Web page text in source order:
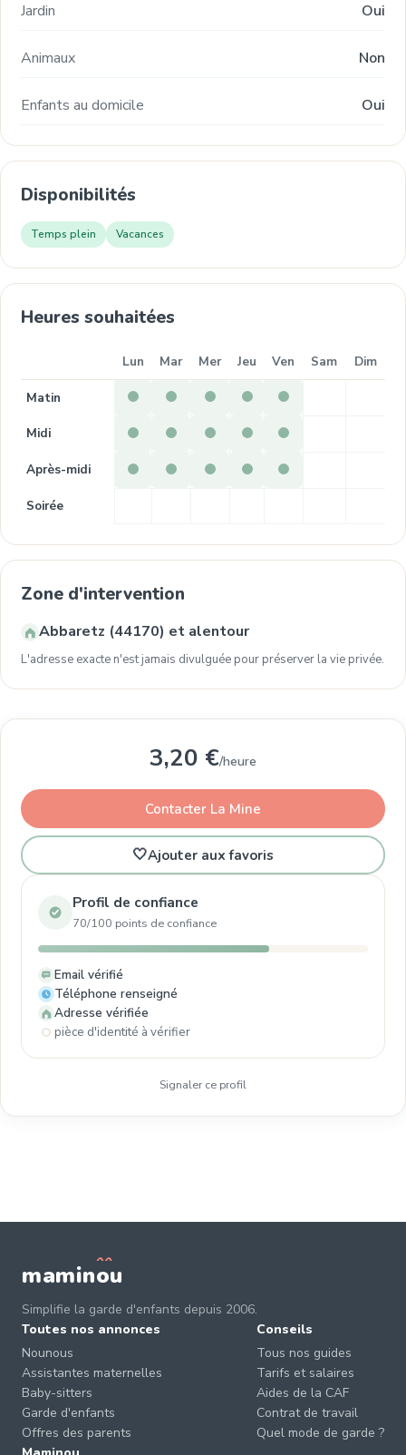
Jardin Oui
Animaux Non
Enfants au domicile Oui
Disponibilités
Temps plein Vacances
Heures souhaitées
Lun Mar Mer Jeu Ven Sam Dim
Matin
Midi
Après-midi
Soirée
Zone d'intervention
Abbaretz (44170) et alentour
L'adresse exacte n'est jamais divulguée pour préserver la vie privée.
3,20 €/heure
Contacter La Mine
🤍Ajouter aux favoris
Profil de confiance
70/100 points de confiance
Email vérifié
Téléphone renseigné
Adresse vérifiée
pièce d'identité à vérifier
Signaler ce profil
maminou
Simplifie la garde d'enfants depuis 2006.
Toutes nos annonces
Nounous
Assistantes maternelles
Baby-sitters
Garde d'enfants
Offres des parents
Conseils
Tous nos guides
Tarifs et salaires
Aides de la CAF
Contrat de travail
Quel mode de garde ?